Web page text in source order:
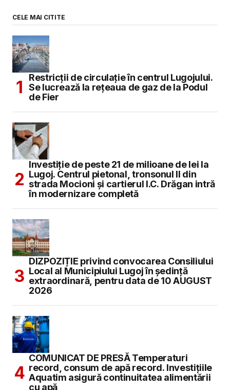
CELE MAI CITITE
Restricții de circulație în centrul Lugojului.
Se lucrează la rețeaua de gaz de la Podul
de Fier
Investiție de peste 21 de milioane de lei la
Lugoj. Centrul pietonal, tronsonul II din
strada Mocioni și cartierul I.C. Drăgan intră
în modernizare completă
DIZPOZIȚIE privind convocarea Consiliului
Local al Municipiului Lugoj în şedinţă
extraordinară, pentru data de 10 AUGUST
2026
COMUNICAT DE PRESĂ Temperaturi
record, consum de apă record. Investițiile
Aquatim asigură continuitatea alimentării
cu apă